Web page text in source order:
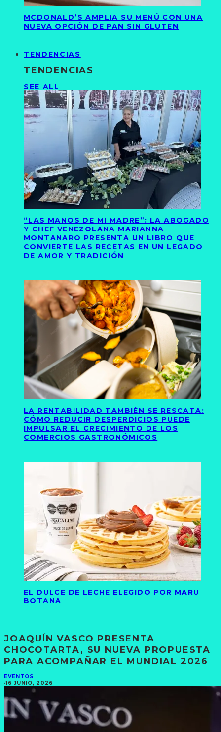
MCDONALD’S AMPLIA SU MENÚ CON UNA
NUEVA OPCIÓN DE PAN SIN GLUTEN
TENDENCIAS
TENDENCIAS
SEE ALL
“LAS MANOS DE MI MADRE”: LA ABOGADO
Y CHEF VENEZOLANA MARIANNA
MONTANARO PRESENTA UN LIBRO QUE
CONVIERTE LAS RECETAS EN UN LEGADO
DE AMOR Y TRADICIÓN
LA RENTABILIDAD TAMBIÉN SE RESCATA:
CÓMO REDUCIR DESPERDICIOS PUEDE
IMPULSAR EL CRECIMIENTO DE LOS
COMERCIOS GASTRONÓMICOS
EL DULCE DE LECHE ELEGIDO POR MARU
BOTANA
JOAQUÍN VASCO PRESENTA
CHOCOTARTA, SU NUEVA PROPUESTA
PARA ACOMPAÑAR EL MUNDIAL 2026
EVENTOS
·16 JUNIO, 2026